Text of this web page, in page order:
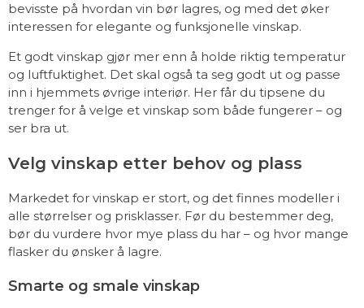
bevisste på hvordan vin bør lagres, og med det øker
interessen for elegante og funksjonelle vinskap.
Et godt vinskap gjør mer enn å holde riktig temperatur
og luftfuktighet. Det skal også ta seg godt ut og passe
inn i hjemmets øvrige interiør. Her får du tipsene du
trenger for å velge et vinskap som både fungerer – og
ser bra ut.
Velg vinskap etter behov og plass
Markedet for vinskap er stort, og det finnes modeller i
alle størrelser og prisklasser. Før du bestemmer deg,
bør du vurdere hvor mye plass du har – og hvor mange
flasker du ønsker å lagre.
Smarte og smale vinskap